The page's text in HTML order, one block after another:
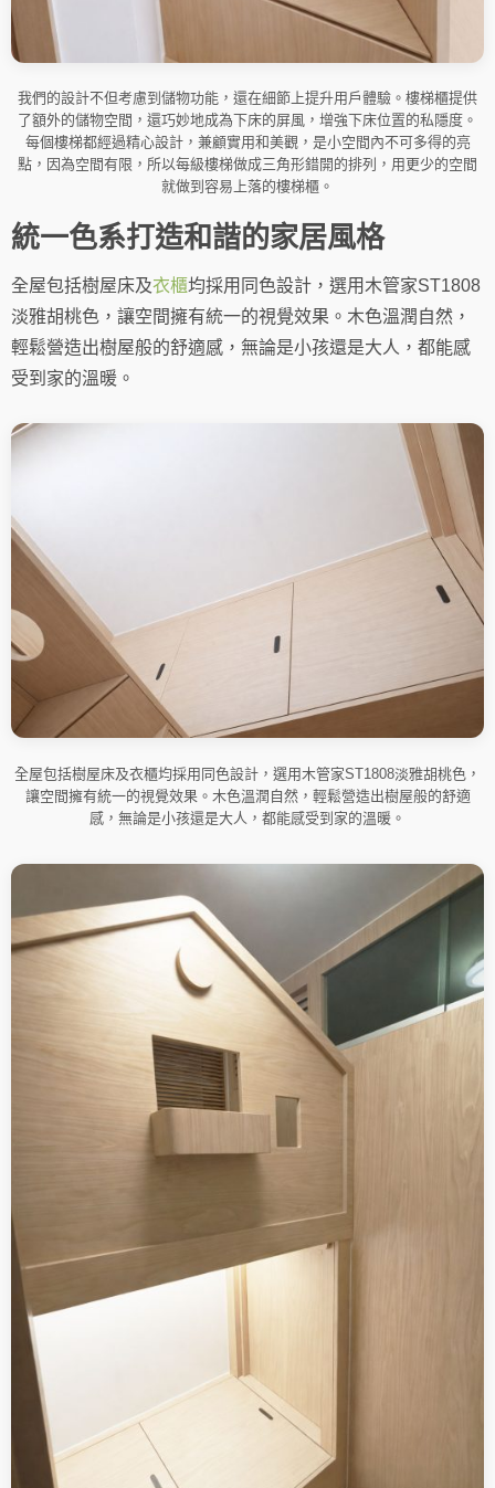
我們的設計不但考慮到儲物功能，還在細節上提升用戶體驗。樓梯櫃提供
了額外的儲物空間，還巧妙地成為下床的屏風，增強下床位置的私隱度。
每個樓梯都經過精心設計，兼顧實用和美觀，是小空間內不可多得的亮
點，因為空間有限，所以每級樓梯做成三角形錯開的排列，用更少的空間
就做到容易上落的樓梯櫃。
統一色系打造和諧的家居風格
全屋包括樹屋床及衣櫃均採用同色設計，選用木管家ST1808
淡雅胡桃色，讓空間擁有統一的視覺效果。木色溫潤自然，
輕鬆營造出樹屋般的舒適感，無論是小孩還是大人，都能感
受到家的溫暖。
全屋包括樹屋床及衣櫃均採用同色設計，選用木管家ST1808淡雅胡桃色，
讓空間擁有統一的視覺效果。木色溫潤自然，輕鬆營造出樹屋般的舒適
感，無論是小孩還是大人，都能感受到家的溫暖。